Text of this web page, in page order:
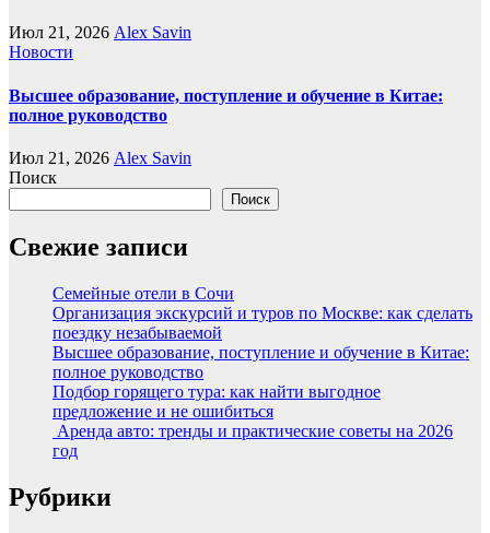
Июл 21, 2026 Alex Savin
Новости
Высшее образование, поступление и обучение в Китае:
полное руководство
Июл 21, 2026 Alex Savin
Поиск
Поиск
Свежие записи
Семейные отели в Сочи
Организация экскурсий и туров по Москве: как сделать
поездку незабываемой
Высшее образование, поступление и обучение в Китае:
полное руководство
Подбор горящего тура: как найти выгодное
предложение и не ошибиться
Аренда авто: тренды и практические советы на 2026
год
Рубрики